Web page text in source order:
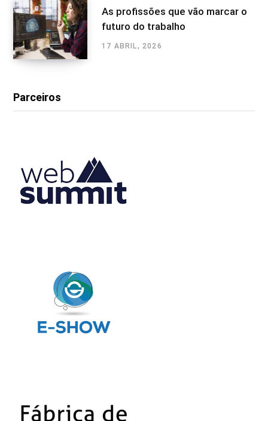
As profissões que vão marcar o
futuro do trabalho
17 ABRIL, 2026
Parceiros